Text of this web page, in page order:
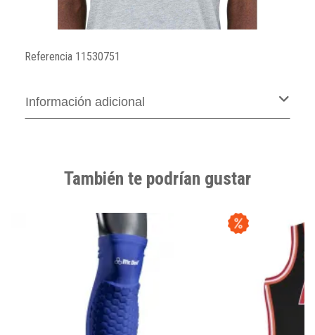
Referencia 11530751
Información adicional
También te podrían gustar